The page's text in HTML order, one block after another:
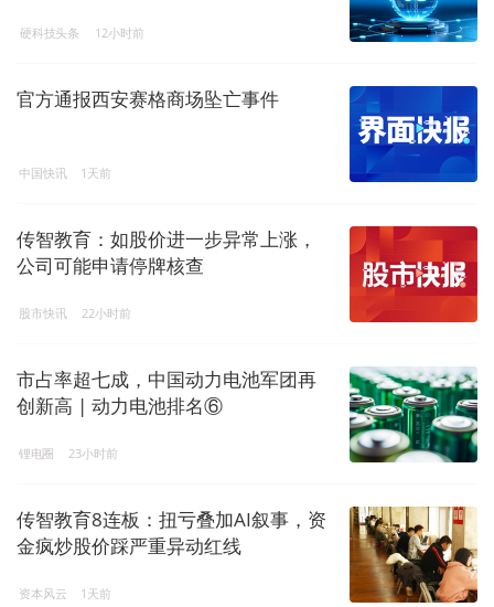
硬科技头条 12小时前
官方通报西安赛格商场坠亡事件
中国快讯 1天前
传智教育：如股价进一步异常上涨，
公司可能申请停牌核查
股市快讯 22小时前
市占率超七成，中国动力电池军团再
创新高 | 动力电池排名⑥
锂电圈 23小时前
传智教育8连板：扭亏叠加AI叙事，资
金疯炒股价踩严重异动红线
资本风云 1天前